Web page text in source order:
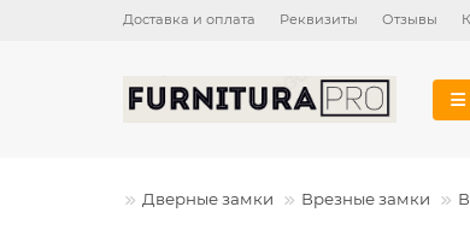
Доставка и оплата Реквизиты Отзывы
Дверные замки Врезные замки